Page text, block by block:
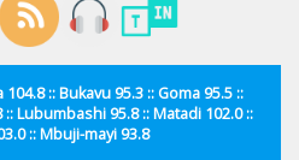
:: Bukavu 95.3 :: Goma 95.5 ::
Lubumbashi 95.8 :: Matadi 102.0 ::
:: Mbuji-mayi 93.8